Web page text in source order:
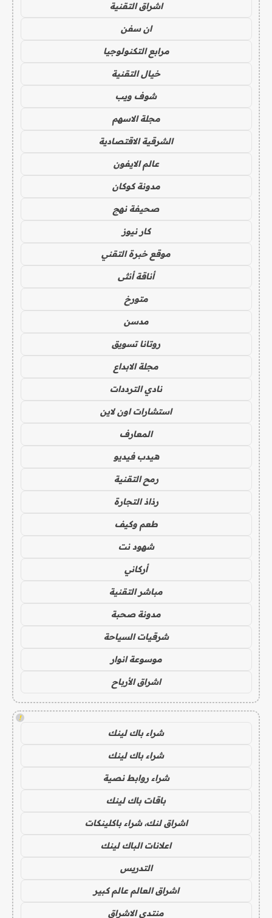
اشراق التقنية
ان سفن
مرابع التكنولوجيا
خيال التقنية
شوف ويب
مجلة الاسهم
الشرقية الاقتصادية
عالم الايفون
مدونة كوكان
صحيفة نهج
كار نيوز
موقع خبرة التقني
أناقة أنثى
متورخ
مدسن
روتانا تسويق
مجلة الابداع
نادي الترددات
استشارات اون لاين
المعارف
هيدب فيديو
رمح التقنية
رذاذ التجارة
طعم وكيف
شهود نت
أركاني
مباشر التقنية
مدونة صحبة
شرقيات السياحة
موسوعة انوار
اشراق الأرباح
!
شراء باك لينك
شراء باك لينك
شراء روابط نصية
باقات باك لينك
اشراق لنك، شراء باكلينكات
اعلانات الباك لينك
التدريس
اشراق العالم عالم كبير
منتدى الاشراق